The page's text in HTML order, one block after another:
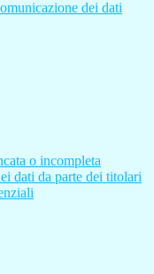
dei dati
o incompleta
dati da parte dei titolari